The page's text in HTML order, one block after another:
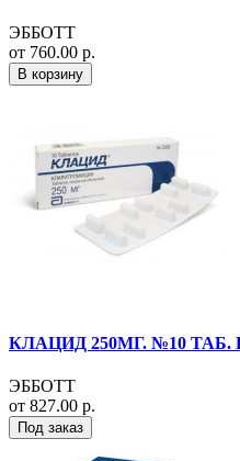
ЭББОТТ
от 760.00 р.
В корзину
КЛАЦИД 250МГ. №10 ТАБ.
ЭББОТТ
от 827.00 р.
Под заказ